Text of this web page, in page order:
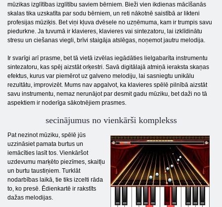
mūzikas izglītības izglītību saviem bērniem. Bieži vien ikdienas mācīšanās
skalas tika uzskatīta par sodu bērniem, un reti nākotnē saistībā ar likteni
profesijas mūziķis. Bet viņi kļuva dvēsele no uzņēmuma, kam ir trumpis savu
piedurkne. Ja tuvumā ir klavieres, klavieres vai sintezatoru, lai izklīdinātu
stresu un ciešanas viegli, brīvi staigāja atslēgas, noņemot jautru melodija.
Ir svarīgi arī prasme, bet tā vietā izvēlas iegādāties lielgabarīta instrumentu
sintezatoru, kas spēj aizstāt orķestri. Savā digitālajā atmiņā ieraksta skaņas
efektus, kurus var piemērot uz galveno melodiju, lai sasniegtu unikālu
rezultātu, improvizēt. Mums nav apgalvot, ka klavieres spēlē pilnībā aizstāt
savu instrumentu, nemaz nerunājot par desmit gadu mūziku, bet daži no tā
aspektiem ir noderīga sākotnējiem prasmes.
secinājumus no vienkārši komplekss
Pat nezinot mūziku, spēlē jūs
uzzināsiet pamata burtus un
iemācīties lasīt tos. Vienkāršot
uzdevumu marķēto piezīmes, skaitļu
un burtu taustiņiem. Turklāt
nodarbības laikā, tie tiks izcelti rāda
to, ko presē. Ēdienkartē ir rakstīts
dažas melodijas.